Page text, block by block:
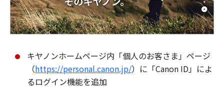
キヤノンホームページ内「個人のお客さま」ページ
（https://personal.canon.jp/）に「Canon ID」によ
るログイン機能を追加